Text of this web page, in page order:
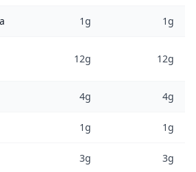
1g 1g
12g 12g
4g 4g
1g 1g
3g 3g